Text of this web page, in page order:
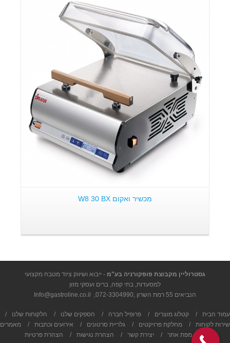
פרטים:
מכשיר ואקום W8 30 BX
גסטרוליין מקבוצת פופקורניה בע"מ - ייבוא ושיווק ציוד מטבח מקצועי
למסעדות, בתי קפה, ברים ועסקי מזון
הנביאים 55 רמת השרון ,
072-3304990
,
Info@gastroline.co.il
עמוד הבית / קטלוג מוצרים / פרופיל חברה / הספקים שלנו / הלקוחות שלנו
/
שירות לקוחות
/ מחלקת פרויקטים / גלריית סרטונים / אירועים וכתבות /
מאמרים
/
מפת אתר / יצירת קשר / הצהרת נגישות / הצהרת פרטיות